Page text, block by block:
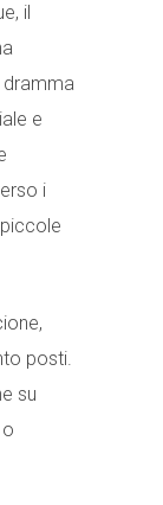
il
e
i
posti.
su